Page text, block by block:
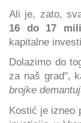
Ali je, zato,
16 do 17
kapitalne
Dolazimo do
za naš grad",
brojke
Kostić je izneo